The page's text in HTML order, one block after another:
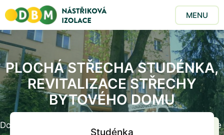
MENU
PLOCHÁ STŘECHA STUDÉNKA,
REVITALIZACE STŘECHY
BYTOVÉHO DOMU
Domů
Plochá střecha Studénka, revitalizace
Studénka